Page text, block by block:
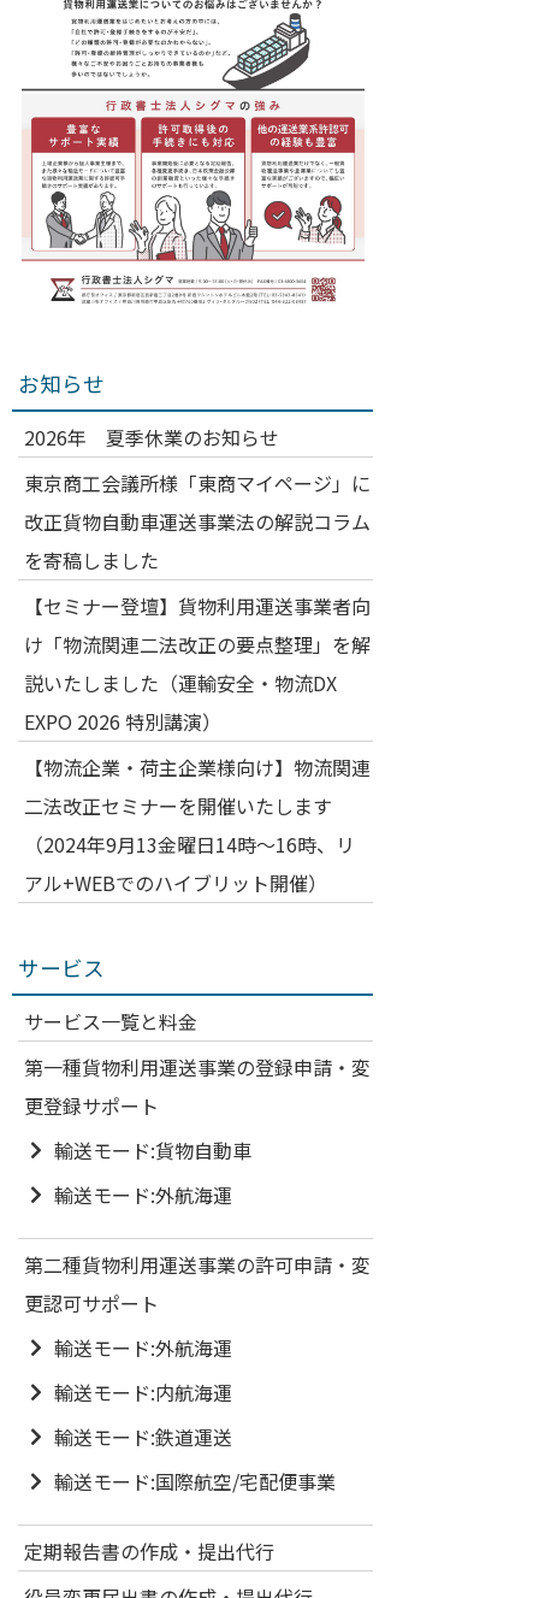
お知らせ
2026年 夏季休業のお知らせ
東京商工会議所様「東商マイページ」に
改正貨物自動車運送事業法の解説コラム
を寄稿しました
【セミナー登壇】貨物利用運送事業者向
け「物流関連二法改正の要点整理」を解
説いたしました（運輸安全・物流DX
EXPO 2026 特別講演）
【物流企業・荷主企業様向け】物流関連
二法改正セミナーを開催いたします
（2024年9月13金曜日14時～16時、リ
アル+WEBでのハイブリット開催）
サービス
サービス一覧と料金
第一種貨物利用運送事業の登録申請・変
更登録サポート
輸送モード:貨物自動車
輸送モード:外航海運
第二種貨物利用運送事業の許可申請・変
更認可サポート
輸送モード:外航海運
輸送モード:内航海運
輸送モード:鉄道運送
輸送モード:国際航空/宅配便事業
定期報告書の作成・提出代行